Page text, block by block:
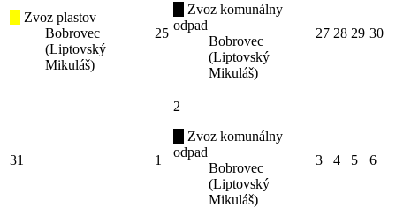
Zvoz plastov
Bobrovec
(Liptovský
Mikuláš)
25
Zvoz komunálny
odpad
Bobrovec
(Liptovský
Mikuláš)
27 28 29 30
31 1
2
Zvoz komunálny
odpad
Bobrovec
(Liptovský
Mikuláš)
3 4 5 6